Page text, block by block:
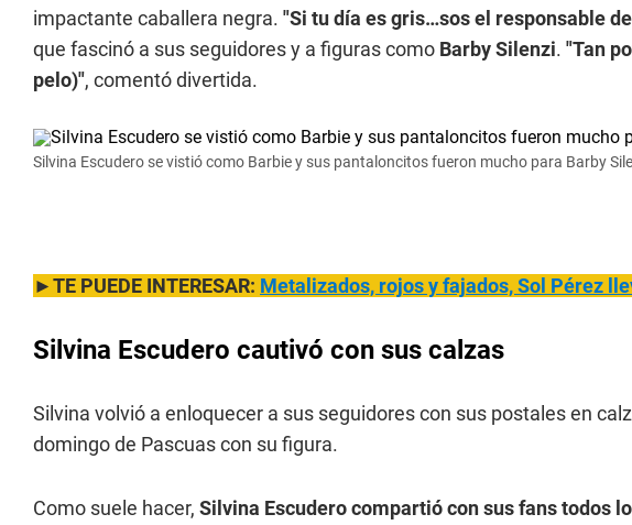
impactante caballera negra. "Si tu día es gris…sos el responsable
que fascinó a sus seguidores y a figuras como Barby Silenzi. "Tan
pelo)", comentó divertida.
Silvina Escudero se vistió como Barbie y sus pantaloncitos fueron mucho para Barby
►TE PUEDE INTERESAR: Metalizados, rojos y fajados, Sol Pérez
Silvina Escudero cautivó con sus calzas
Silvina volvió a enloquecer a sus seguidores con sus postales en
domingo de Pascuas con su figura.
Como suele hacer, Silvina Escudero compartió con sus fans todos